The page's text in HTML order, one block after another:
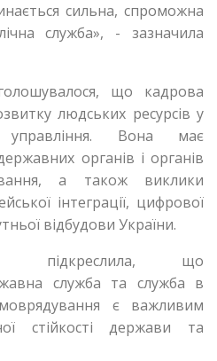
сильна, спроможна
служба», - зазначила
що кадрова
людських ресурсів у
управління. Вона має
органів і органів
а також виклики
інтеграції, цифрової
відбудови України.
підкреслила, що
служба та служба в
є важливим
стійкості держави та